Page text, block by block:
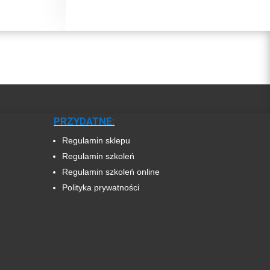
PRZYDATNE:
Regulamin sklepu
Regulamin szkoleń
Regulamin szkoleń online
Polityka prywatności